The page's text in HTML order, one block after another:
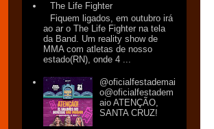
The Life Fighter
Fiquem ligados, em outubro irá
ao ar o The Life Fighter na tela
da Band. Um reality show de
MMA com atletas de nosso
estado(RN), onde 4 ...
@oficialfestademai
o@oficialfestadem
aio ATENÇÃO,
SANTA CRUZ!